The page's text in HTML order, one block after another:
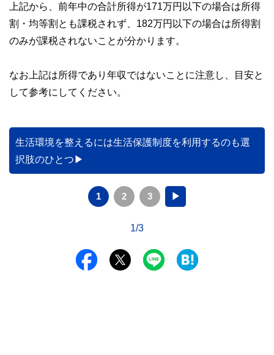
上記から、前年中の合計所得が171万円以下の場合は所得
割・均等割とも課税されず、182万円以下の場合は所得割
のみが課税されないことが分かります。
なお上記は所得であり年収ではないことに注意し、目安と
して参考にしてください。
生活環境を整えるには生活保護制度を利用するのも選
択肢のひとつ
1 2 3 ▶
1/3